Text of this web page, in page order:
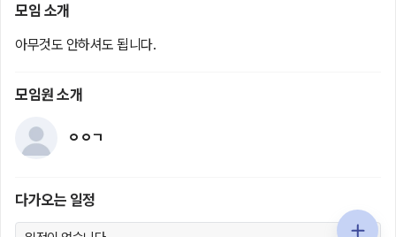
모임 소개
아무것도 안하셔도 됩니다.
모임원 소개
ㅇㅇㄱ
다가오는 일정